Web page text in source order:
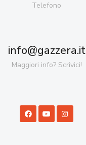
Telefono
info@gazzera.it
Maggiori info? Scrivici!